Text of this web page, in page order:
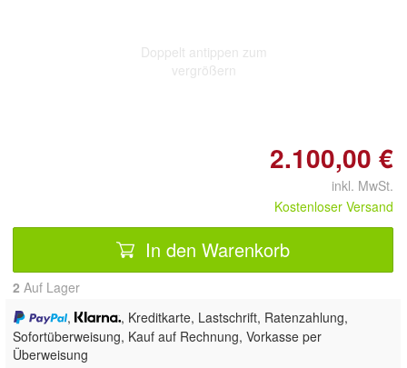
Doppelt antippen zum
vergrößern
2.100,00 €
inkl. MwSt.
Kostenloser Versand
In den Warenkorb
2 Auf Lager
,
, Kreditkarte, Lastschrift, Ratenzahlung,
Sofortüberweisung, Kauf auf Rechnung, Vorkasse per
Überweisung